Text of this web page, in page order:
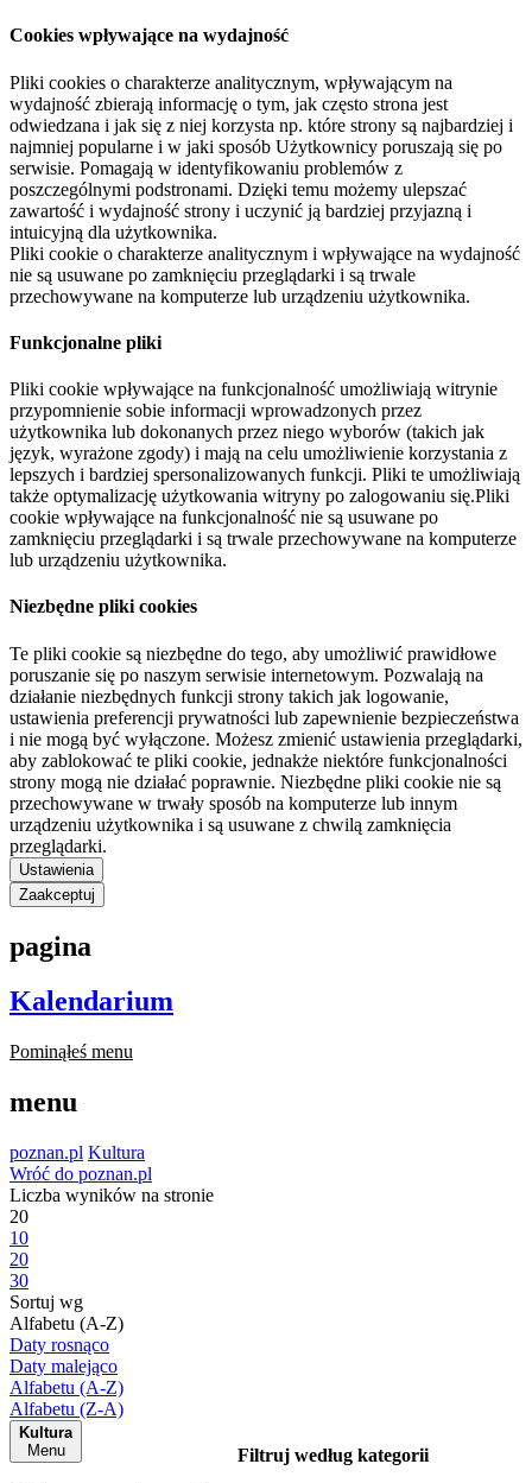
Cookies wpływające na wydajność
Pliki cookies o charakterze analitycznym, wpływającym na
wydajność zbierają informację o tym, jak często strona jest
odwiedzana i jak się z niej korzysta np. które strony są najbardziej i
najmniej popularne i w jaki sposób Użytkownicy poruszają się po
serwisie. Pomagają w identyfikowaniu problemów z
poszczególnymi podstronami. Dzięki temu możemy ulepszać
zawartość i wydajność strony i uczynić ją bardziej przyjazną i
intuicyjną dla użytkownika.
Pliki cookie o charakterze analitycznym i wpływające na wydajność
nie są usuwane po zamknięciu przeglądarki i są trwale
przechowywane na komputerze lub urządzeniu użytkownika.
Funkcjonalne pliki
Pliki cookie wpływające na funkcjonalność umożliwiają witrynie
przypomnienie sobie informacji wprowadzonych przez
użytkownika lub dokonanych przez niego wyborów (takich jak
język, wyrażone zgody) i mają na celu umożliwienie korzystania z
lepszych i bardziej spersonalizowanych funkcji. Pliki te umożliwiają
także optymalizację użytkowania witryny po zalogowaniu się.Pliki
cookie wpływające na funkcjonalność nie są usuwane po
zamknięciu przeglądarki i są trwale przechowywane na komputerze
lub urządzeniu użytkownika.
Niezbędne pliki cookies
Te pliki cookie są niezbędne do tego, aby umożliwić prawidłowe
poruszanie się po naszym serwisie internetowym. Pozwalają na
działanie niezbędnych funkcji strony takich jak logowanie,
ustawienia preferencji prywatności lub zapewnienie bezpieczeństwa
i nie mogą być wyłączone. Możesz zmienić ustawienia przeglądarki,
aby zablokować te pliki cookie, jednakże niektóre funkcjonalności
strony mogą nie działać poprawnie. Niezbędne pliki cookie nie są
przechowywane w trwały sposób na komputerze lub innym
urządzeniu użytkownika i są usuwane z chwilą zamknięcia
przeglądarki.
Ustawienia
Zaakceptuj
pagina
Kalendarium
Pominąłeś menu
menu
poznan.pl Kultura
Wróć do poznan.pl
Liczba wyników na stronie
20
10
20
30
Sortuj wg
Alfabetu (A-Z)
Daty rosnąco
Daty malejąco
Alfabetu (A-Z)
Alfabetu (Z-A)
Kultura
Menu
Filtruj według kategorii